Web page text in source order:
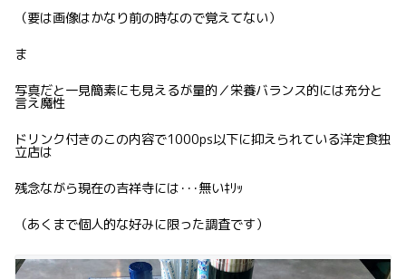
（要は画像はかなり前の時なので覚えてない）
ま
写真だと一見簡素にも見えるが量的／栄養バランス的には充分と
言え魔性
ドリンク付きのこの内容で1000ps以下に抑えられている洋定食独
立店は
残念ながら現在の吉祥寺には･･･無いｷﾘｯ
（あくまで個人的な好みに限った調査です）